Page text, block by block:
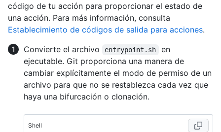
código de tu acción para proporcionar el estado de
una acción. Para más información, consulta
Establecimiento de códigos de salida para acciones.
Convierte el archivo
entrypoint.sh
en
ejecutable. Git proporciona una manera de
cambiar explícitamente el modo de permiso de un
archivo para que no se restablezca cada vez que
haya una bifurcación o clonación.
Shell